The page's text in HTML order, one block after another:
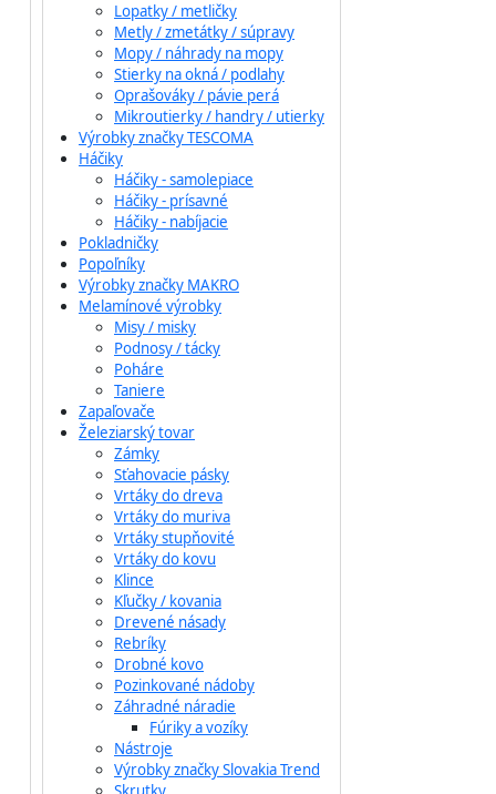
Lopatky / metličky
Metly / zmetátky / súpravy
Mopy / náhrady na mopy
Stierky na okná / podlahy
Oprašováky / pávie perá
Mikroutierky / handry / utierky
Výrobky značky TESCOMA
Háčiky
Háčiky - samolepiace
Háčiky - prísavné
Háčiky - nabíjacie
Pokladničky
Popoľníky
Výrobky značky MAKRO
Melamínové výrobky
Misy / misky
Podnosy / tácky
Poháre
Taniere
Zapaľovače
Železiarský tovar
Zámky
Sťahovacie pásky
Vrtáky do dreva
Vrtáky do muriva
Vrtáky stupňovité
Vrtáky do kovu
Klince
Kľučky / kovania
Drevené násady
Rebríky
Drobné kovo
Pozinkované nádoby
Záhradné náradie
Fúriky a vozíky
Nástroje
Výrobky značky Slovakia Trend